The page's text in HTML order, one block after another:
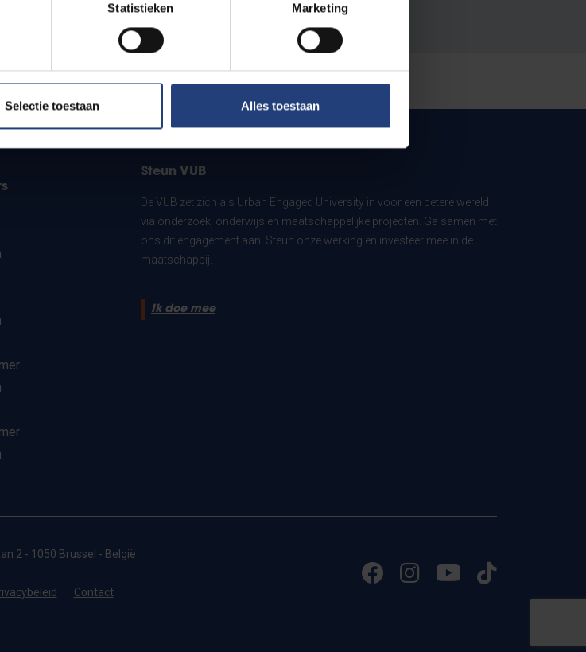
Statistieken Marketing
Selectie toestaan Alles toestaan
Steun VUB
De VUB zet zich als Urban Engaged University in voor een betere wereld
via onderzoek, onderwijs en maatschappelijke projecten. Ga samen met
ons dit engagement aan. Steun onze werking en investeer mee in de
maatschappij.
Ik doe mee
2 - 1050 Brussel - België
Contact